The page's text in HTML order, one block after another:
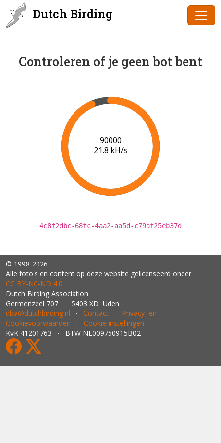
Dutch Birding
Controleren of je geen bot bent
91000
21.8 kH/s
4c8f2dbc-68fc-4aa2-aa5d-c79af25eb37d
© 1998-2026
Alle foto's en content op deze website gelicenseerd onder
CC BY‑NC‑ND 4.0
Dutch Birding Association
Germenzeel 707 · 5403 XD Uden
dba@dutchbirding.nl · Contact · Privacy- en
Cookievoorwaarden · Cookie-instellingen
KvK 41201763 · BTW NL009750915B02